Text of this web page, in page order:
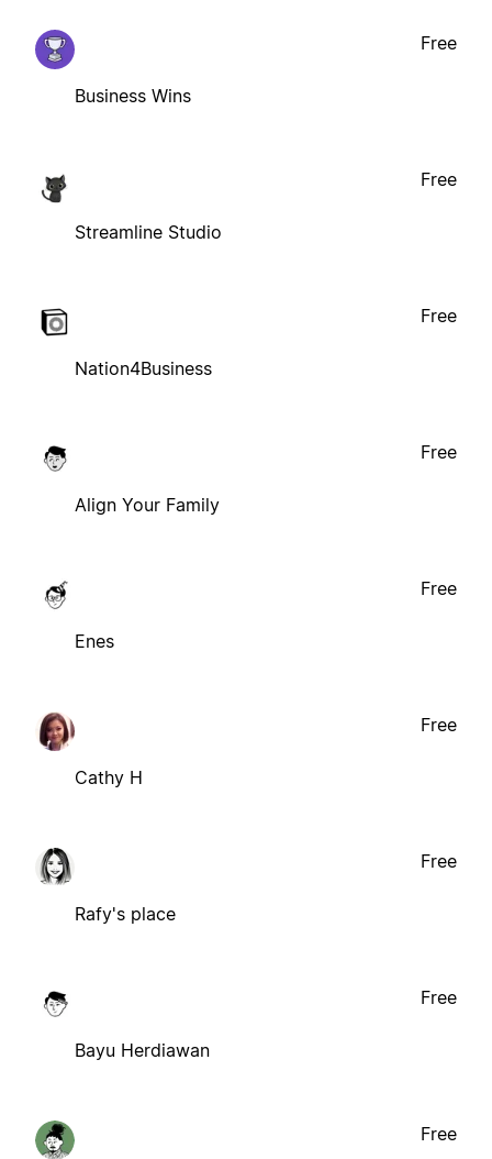
Business Wins
Free
Streamline Studio
Free
Nation4Business
Free
Align Your Family
Free
Enes
Free
Cathy H
Free
Rafy's place
Free
Bayu Herdiawan
Free
Free